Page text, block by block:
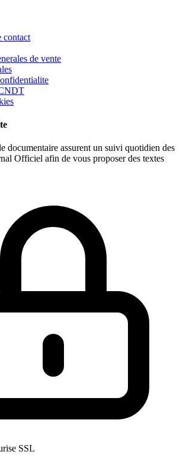
contact
de vente
documentaire assurent un suivi quotidien des
Officiel afin de vous proposer des textes
SSL